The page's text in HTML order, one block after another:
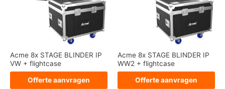
Acme 8x STAGE BLINDER IP
VW + flightcase
Offerte aanvragen
Acme 8x STAGE BLINDER IP
WW2 + flightcase
Offerte aanvragen